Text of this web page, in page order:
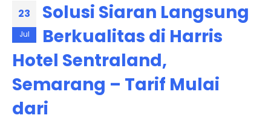
23
Jul
Solusi Siaran Langsung
Berkualitas di Harris
Hotel Sentraland,
Semarang – Tarif Mulai
dari